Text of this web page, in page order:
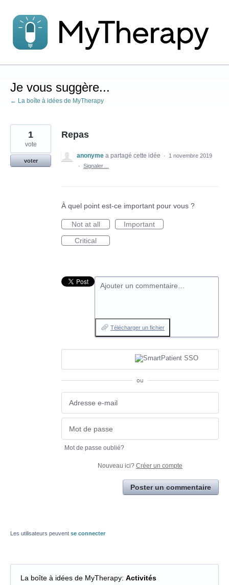
au
contenu
Je vous suggère...
← La boîte à idées de MyTherapy
Repas
1
vote
voter
anonyme a partagé cette idée ·
1 novembre 2019
· Signaler…
À quel point est-ce important pour vous ?
Not at all
Important
Critical
Ajouter un commentaire…
Télécharger un fichier
ou
Mot de passe oublié?
Nouveau ici? Créer un compte
Poster un commentaire
Les utilisateurs peuvent se connecter
La boîte à idées de MyTherapy: Activités